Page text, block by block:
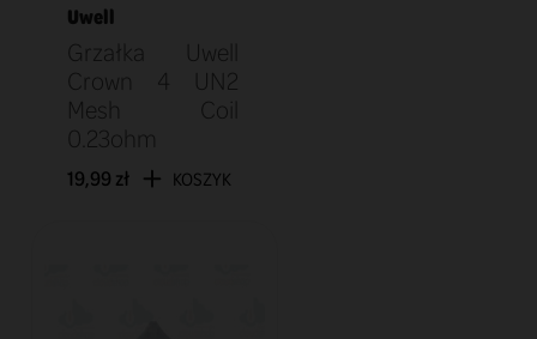
Uwell
Grzałka Uwell
Crown 4 UN2
Mesh Coil
0.23ohm
19,99 zł KOSZYK